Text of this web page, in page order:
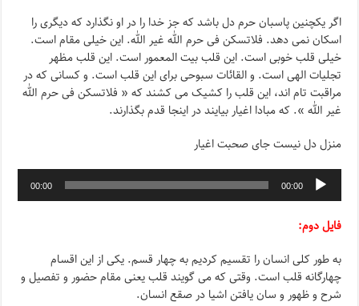
اگر یکچنین پاسبان حرم دل باشد که جز خدا را در او نگذارد که دیگری را
اسکان نمی دهد. فلاتسکن فی حرم الله غیر الله. این خیلی مقام است.
خیلی قلب خوبی است. این قلب بیت المعمور است. این قلب مظهر
تجلیات الهی است. و القائات سبوحی برای این قلب است. و کسانی که در
مراقبت تام اند، این قلب را کشیک می کشند که « فلاتسکن فی حرم الله
غیر الله ». که مبادا اغیار بیایند در اینجا قدم بگذارند.
منزل دل نیست جای صحبت اغیار
00:00
00:00
فایل دوم:
به طور کلی انسان را تقسیم کردیم به چهار قسم. یکی از این اقسام
چهارگانه قلب است. وقتی که می گویند قلب یعنی مقام حضور و تفصیل و
شرح و ظهور و سان یافتن اشیا در صقع انسان.